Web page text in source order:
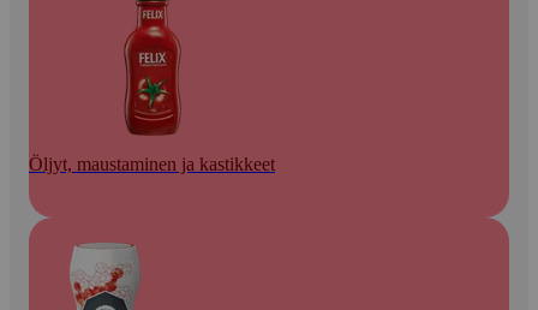
Öljyt, maustaminen ja kastikkeet